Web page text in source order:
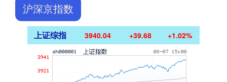
沪深京指数
上证综指 3940.04 +39.68 +1.02%